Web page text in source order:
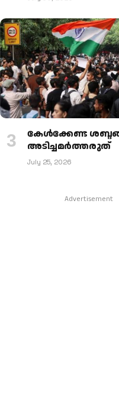
കേള്‍ക്കേണ്ട
അടിച്ചമര്‍ത്തരുത്
July 25, 2026
Advertisement